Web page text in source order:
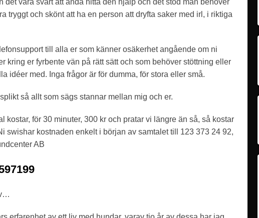
tryggt och skönt att ha en person att dryfta saker med irl, i riktiga
till alla er som känner osäkerhet angående om ni
kring er fyrbente vän på rätt sätt och som behöver stöttning eller
idéer med. Inga frågor är för dumma, för stora eller små.
så allt som sägs stannar mellan mig och er.
kostar, för 30 minuter, 300 kr och pratar vi längre än så, så kostar
swishar kostnaden enkelt i början av samtalet till 123 373 24 92,
AB